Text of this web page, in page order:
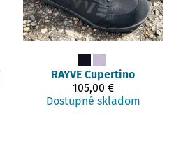
RAYVE Cupertino
105,00 €
Dostupné skladom